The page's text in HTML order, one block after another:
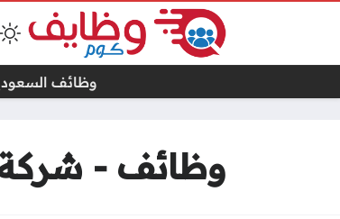
وظائف
وظائف - شركة